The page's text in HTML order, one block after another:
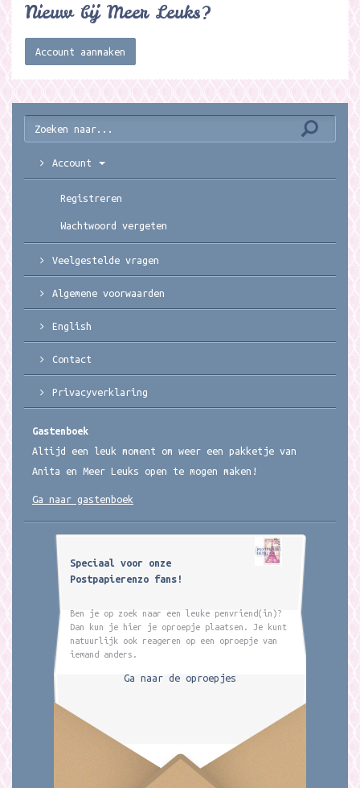
Nieuw bij Meer Leuks?
Account aanmaken
Account
Registreren
Wachtwoord vergeten
Veelgestelde vragen
Algemene voorwaarden
English
Contact
Privacyverklaring
Gastenboek
Altijd een leuk moment om weer een pakketje van
Anita en Meer Leuks open te mogen maken!
Ga naar gastenboek
Speciaal voor onze
Postpapierenzo fans!
Ben je op zoek naar een leuke penvriend(in)?
Dan kun je hier je oproepje plaatsen. Je kunt
natuurlijk ook reageren op een oproepje van
iemand anders.
Ga naar de oproepjes